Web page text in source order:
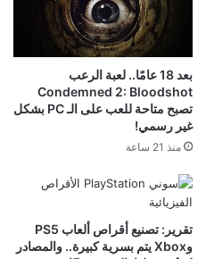
بعد 18 عامًا.. لعبة الرعب
Condemned 2: Bloodshot
تصبح متاحة للعب على الـ PC بشكل
غير رسمي!
منذ 21 ساعة
تقرير: تصنيع أقراص ألعاب PS5
وXbox يتم بسرية كبيرة.. والمصادر